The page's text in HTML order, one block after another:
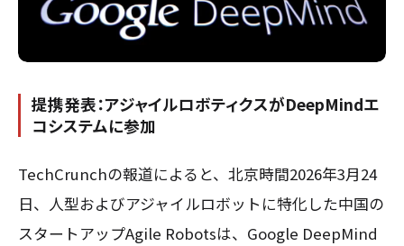
提携発表：アジャイルロボティクスがDeepMindエ
コシステムに参加
TechCrunchの報道によると、北京時間2026年3月24
日、人型およびアジャイルロボットに特化した中国の
スタートアップAgile Robotsは、Google DeepMind